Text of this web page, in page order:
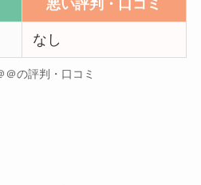
悪い評判・口コミ
なし
＠の評判・口コミ